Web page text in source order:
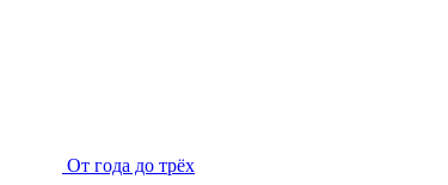
От года до трёх